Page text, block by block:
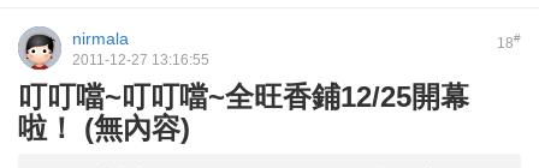
18#
nirmala
2011-12-27 13:16:55
叮叮噹~叮叮噹~全旺香鋪12/25開幕
啦！ (無內容)